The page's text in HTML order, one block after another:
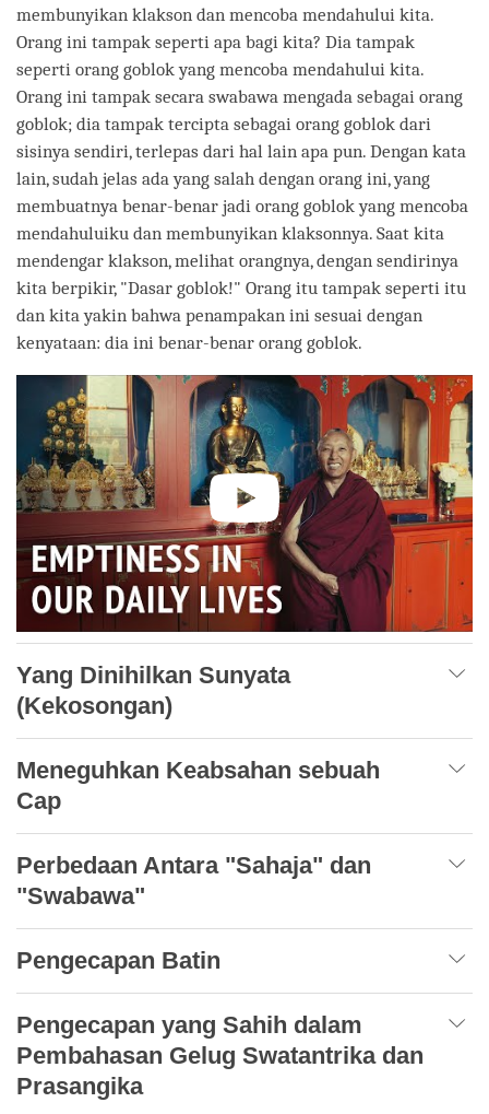
membunyikan klakson dan mencoba mendahului kita.
Orang ini tampak seperti apa bagi kita? Dia tampak
seperti orang goblok yang mencoba mendahului kita.
Orang ini tampak secara swabawa mengada sebagai orang
goblok; dia tampak tercipta sebagai orang goblok dari
sisinya sendiri, terlepas dari hal lain apa pun. Dengan kata
lain, sudah jelas ada yang salah dengan orang ini, yang
membuatnya benar-benar jadi orang goblok yang mencoba
mendahuluiku dan membunyikan klaksonnya. Saat kita
mendengar klakson, melihat orangnya, dengan sendirinya
kita berpikir, "Dasar goblok!" Orang itu tampak seperti itu
dan kita yakin bahwa penampakan ini sesuai dengan
kenyataan: dia ini benar-benar orang goblok.
Yang Dinihilkan Sunyata
(Kekosongan)
Meneguhkan Keabsahan sebuah
Cap
Perbedaan Antara "Sahaja" dan
"Swabawa"
Pengecapan Batin
Pengecapan yang Sahih dalam
Pembahasan Gelug Swatantrika dan
Prasangika